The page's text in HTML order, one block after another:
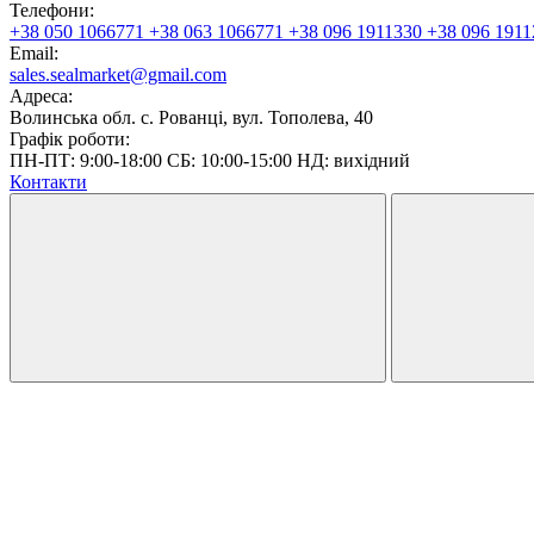
Телефони:
+38 050 1066771 +38 063 1066771 +38 096 1911330 +38 096
Email:
sales.sealmarket@gmail.com
Адреса:
Волинська обл. с. Рованці, вул. Тополева, 40
Графік роботи:
ПН-ПТ: 9:00-18:00 СБ: 10:00-15:00 НД: вихідний
Контакти